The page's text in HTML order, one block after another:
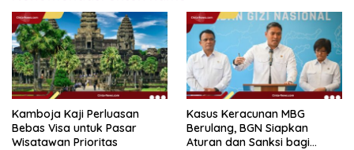
Kamboja Kaji Perluasan
Bebas Visa untuk Pasar
Wisatawan Prioritas
Kasus Keracunan MBG
Berulang, BGN Siapkan
Aturan dan Sanksi bagi